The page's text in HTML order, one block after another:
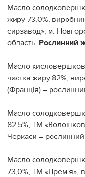
Масло
жиру 73,0%,
сирзавод», м.
область. Рослинний
Масло
частка жиру 82%,
(Франція) –
Масло
82,5%, ТМ
Черкаси –
Масло
73,0%, ТМ «Премія»,